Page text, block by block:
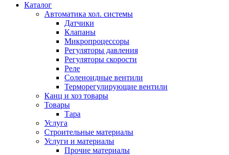
Каталог
Автоматика хол. системы
Датчики
Клапаны
Микропроцессоры
Регуляторы давления
Регуляторы скорости
Реле
Соленоидные вентили
Терморегулирующие вентили
Канц и хоз товары
Товары
Тара
Услуга
Строительные материалы
Услуги и материалы
Прочие материалы